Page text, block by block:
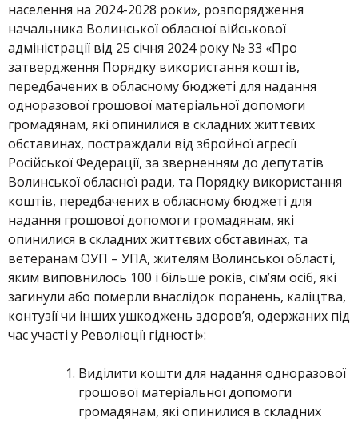
населення на 2024-2028 роки», розпорядження
начальника Волинської обласної військової
адміністрації від 25 січня 2024 року № 33 «Про
затвердження Порядку використання коштів,
передбачених в обласному бюджеті для надання
одноразової грошової матеріальної допомоги
громадянам, які опинилися в складних життєвих
обставинах, постраждали від збройної агресії
Російської Федерації, за зверненням до депутатів
Волинської обласної ради, та Порядку використання
коштів, передбачених в обласному бюджеті для
надання грошової допомоги громадянам, які
опинилися в складних життєвих обставинах, та
ветеранам ОУП – УПА, жителям Волинської області,
яким виповнилось 100 і більше років, сім’ям осіб, які
загинули або померли внаслідок поранень, каліцтва,
контузії чи інших ушкоджень здоров’я, одержаних під
час участі у Революції гідності»:
Виділити кошти для надання одноразової
грошової матеріальної допомоги
громадянам, які опинилися в складних